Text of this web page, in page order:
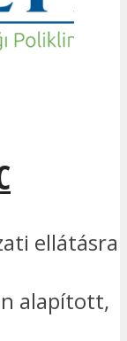
ellátásra
alapított,